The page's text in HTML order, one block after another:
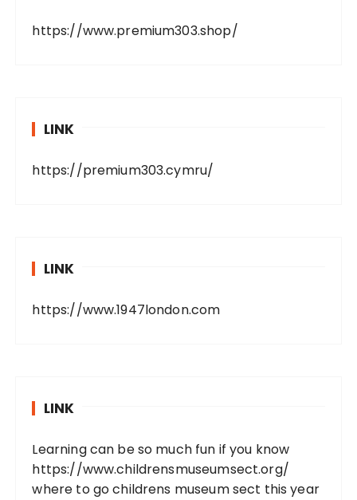
https://www.premium303.shop/
LINK
https://premium303.cymru/
LINK
https://www.1947london.com
LINK
Learning can be so much fun if you know
https://www.childrensmuseumsect.org/
where to go childrens museum sect this year